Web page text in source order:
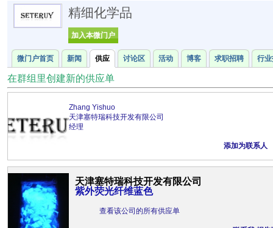
精细化学品
加入本微门户
微门户首页 新闻 供应 讨论区 活动 博客 求职招聘 行
在群组里创建新的供应单
Zhang Yishuo
天津塞特瑞科技开发有限公司
经理
添加为联系人
天津塞特瑞科技开发有限公司
紫外荧光纤维蓝色
查看该公司的所有供应单